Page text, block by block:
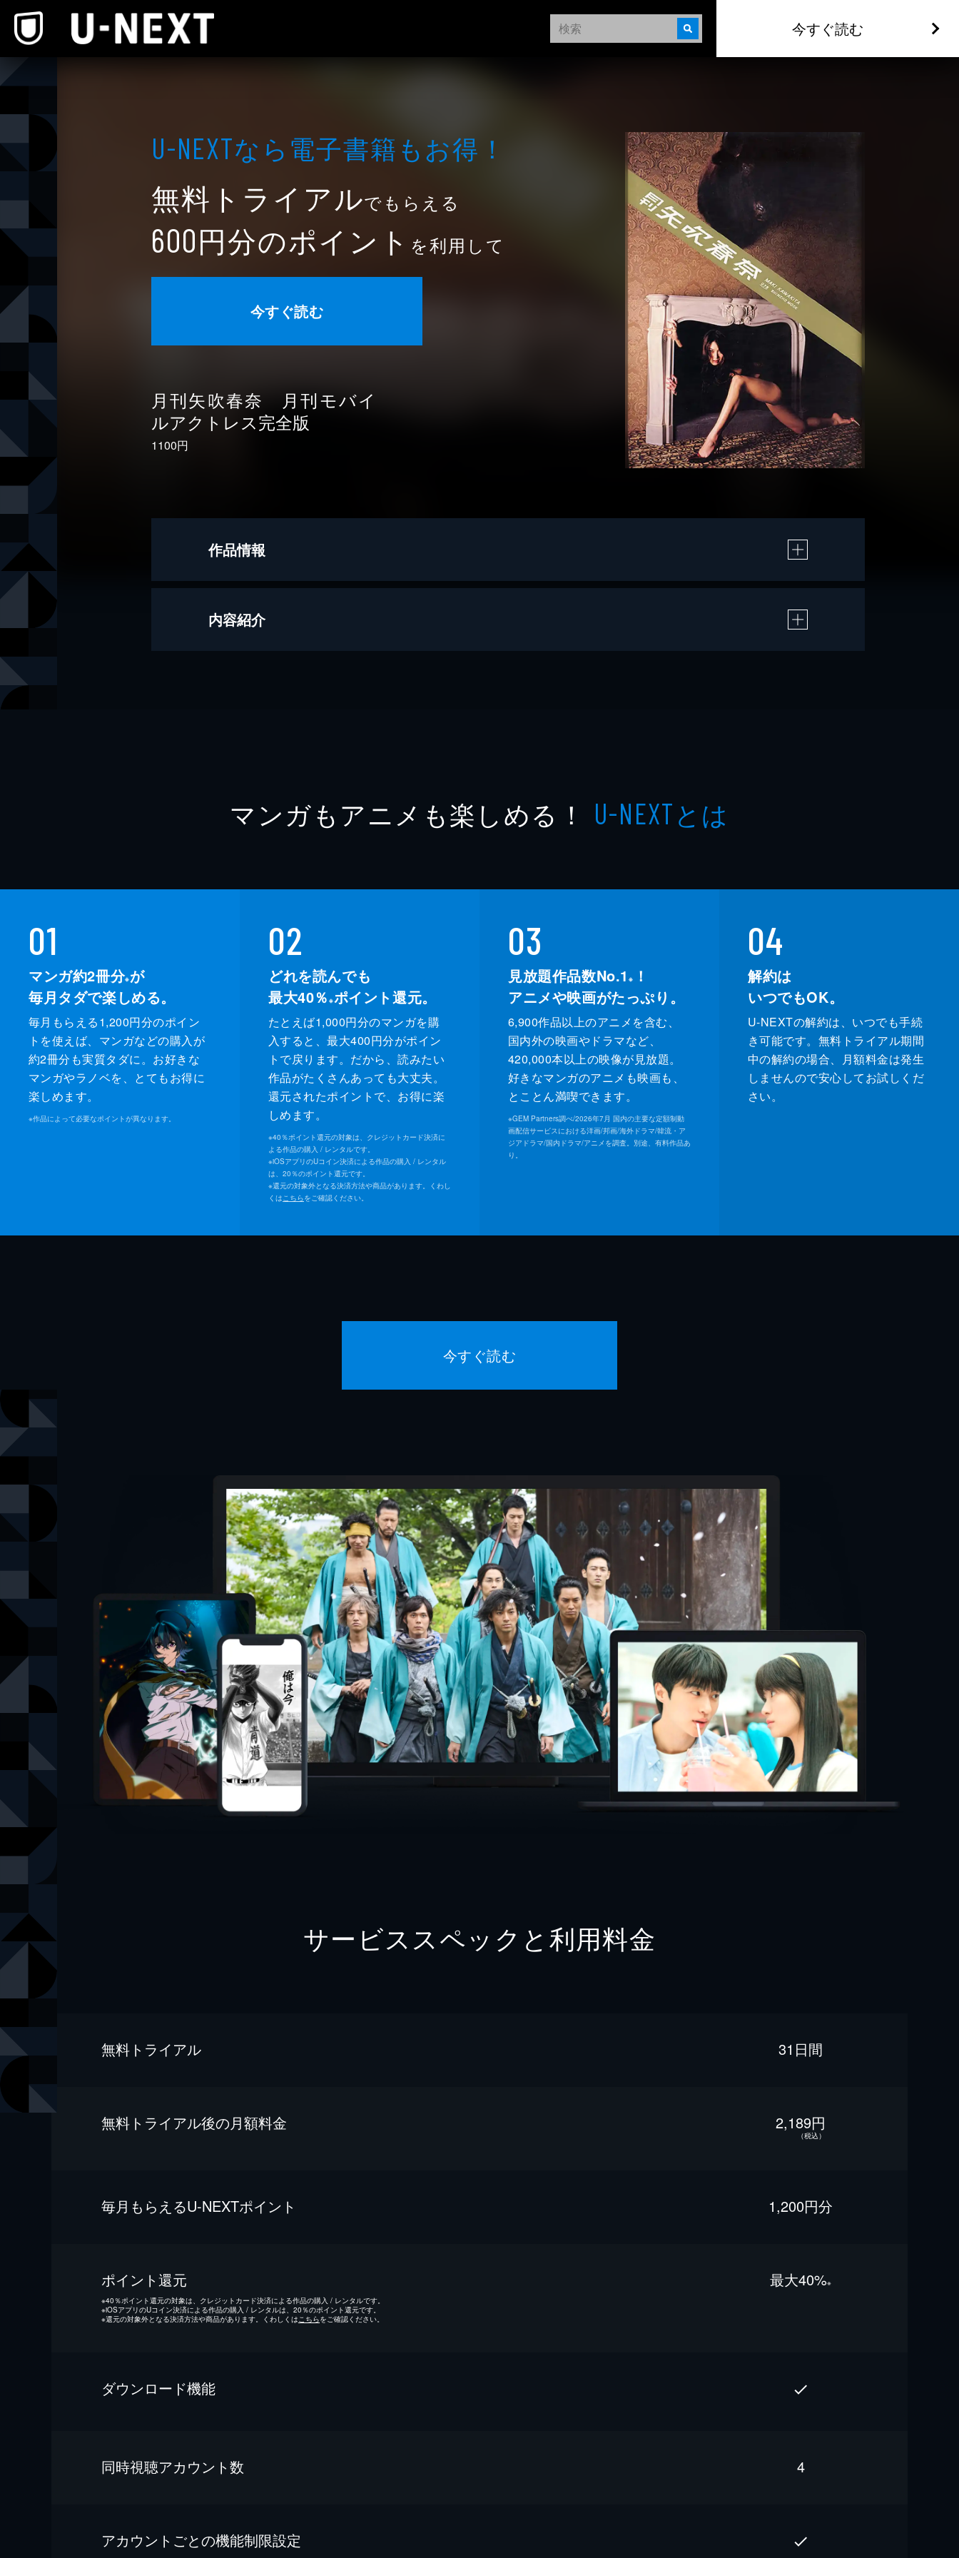
今すぐ読む
U-NEXTなら電⼦書籍もお得！
無料トライアルでもらえる
600円分のポイント を利用して
今すぐ読む
月刊矢吹春奈 月刊モバイ
ルアクトレス完全版
1100円
作品情報
モデル
内容紹介
マンガもアニメも楽しめる！ U-NEXTとは
01
マンガ約2冊分※が
毎月タダで楽しめる。
毎月もらえる1,200円分のポイン
トを使えば、マンガなどの購入が
約2冊分も実質タダに。お好きな
マンガやラノベを、とてもお得に
楽しめます。
※作品によって必要なポイントが異なります。
02
どれを読んでも
最大40％ ※ポイント還元。
たとえば1,000円分のマンガを購
入すると、最大400円分がポイン
トで戻ります。だから、読みたい
作品がたくさんあっても大丈夫。
還元されたポイントで、お得に楽
しめます。
※40％ポイント還元の対象は、クレジットカード決済に
よる作品の購入 / レンタルです。
※iOSアプリのUコイン決済による作品の購入 / レンタル
は、20％のポイント還元です。
※還元の対象外となる決済方法や商品があります。くわし
くは こちらをご確認ください。
03
見放題作品数No.1 ※
！
アニメや映画がたっぷり。
6,900作品以上のアニメを含む、
国内外の映画やドラマなど、
420,000本以上の映像が見放題。
好きなマンガのアニメも映画も、
とことん満喫できます。
※GEM Partners調べ/2026年7⽉ 国内の主要な定額制動
画配信サービスにおける洋画/邦画/海外ドラマ/韓流・ア
ジアドラマ/国内ドラマ/アニメを調査。別途、有料作品あ
り。
04
解約は
いつでもOK。
U-NEXTの解約は、いつでも手続
き可能です。無料トライアル期間
中の解約の場合、月額料金は発生
しませんので安心してお試しくだ
さい。
今すぐ読む
サービススペックと利用料金
無料トライアル 31日間
無料トライアル後の⽉額料金 2,189円
（税込）
毎⽉もらえるU-NEXTポイント 1,200円分
ポイント還元 最⼤40%※
※40％ポイント還元の対象は、クレジットカード決済による作品の購入 / レンタルです。
※iOSアプリのUコイン決済による作品の購入 / レンタルは、20％のポイント還元です。
※還元の対象外となる決済方法や商品があります。くわしくはこちらをご確認ください。
ダウンロード機能
同時視聴アカウント数 4
アカウントごとの機能制限設定